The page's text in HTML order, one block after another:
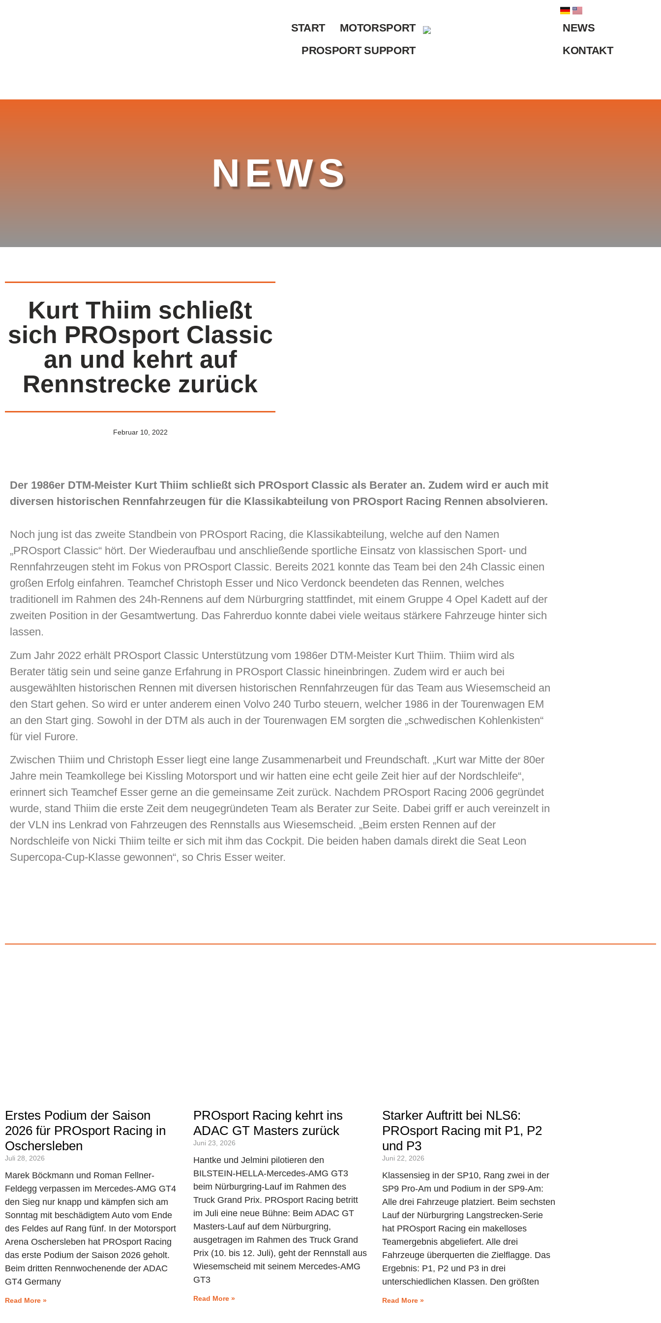
START
MOTORSPORT
PROSPORT SUPPORT
NEWS
KONTAKT
NEWS
Kurt Thiim schließt
sich PROsport Classic
an und kehrt auf
Rennstrecke zurück
Februar 10, 2022
Der 1986er DTM-Meister Kurt Thiim schließt sich PROsport Classic als Berater an. Zudem wird er auch mit
diversen historischen Rennfahrzeugen für die Klassikabteilung von PROsport Racing Rennen absolvieren.
Noch jung ist das zweite Standbein von PROsport Racing, die Klassikabteilung, welche auf den Namen
„PROsport Classic“ hört. Der Wiederaufbau und anschließende sportliche Einsatz von klassischen Sport- und
Rennfahrzeugen steht im Fokus von PROsport Classic. Bereits 2021 konnte das Team bei den 24h Classic einen
großen Erfolg einfahren. Teamchef Christoph Esser und Nico Verdonck beendeten das Rennen, welches
traditionell im Rahmen des 24h-Rennens auf dem Nürburgring stattfindet, mit einem Gruppe 4 Opel Kadett auf der
zweiten Position in der Gesamtwertung. Das Fahrerduo konnte dabei viele weitaus stärkere Fahrzeuge hinter sich
lassen.
Zum Jahr 2022 erhält PROsport Classic Unterstützung vom 1986er DTM-Meister Kurt Thiim. Thiim wird als
Berater tätig sein und seine ganze Erfahrung in PROsport Classic hineinbringen. Zudem wird er auch bei
ausgewählten historischen Rennen mit diversen historischen Rennfahrzeugen für das Team aus Wiesemscheid an
den Start gehen. So wird er unter anderem einen Volvo 240 Turbo steuern, welcher 1986 in der Tourenwagen EM
an den Start ging. Sowohl in der DTM als auch in der Tourenwagen EM sorgten die „schwedischen Kohlenkisten“
für viel Furore.
Zwischen Thiim und Christoph Esser liegt eine lange Zusammenarbeit und Freundschaft. „Kurt war Mitte der 80er
Jahre mein Teamkollege bei Kissling Motorsport und wir hatten eine echt geile Zeit hier auf der Nordschleife“,
erinnert sich Teamchef Esser gerne an die gemeinsame Zeit zurück. Nachdem PROsport Racing 2006 gegründet
wurde, stand Thiim die erste Zeit dem neugegründeten Team als Berater zur Seite. Dabei griff er auch vereinzelt in
der VLN ins Lenkrad von Fahrzeugen des Rennstalls aus Wiesemscheid. „Beim ersten Rennen auf der
Nordschleife von Nicki Thiim teilte er sich mit ihm das Cockpit. Die beiden haben damals direkt die Seat Leon
Supercopa-Cup-Klasse gewonnen“, so Chris Esser weiter.
Erstes Podium der Saison
2026 für PROsport Racing in
Oschersleben
Juli 28, 2026
Marek Böckmann und Roman Fellner-
Feldegg verpassen im Mercedes-AMG GT4
den Sieg nur knapp und kämpfen sich am
Sonntag mit beschädigtem Auto vom Ende
des Feldes auf Rang fünf. In der Motorsport
Arena Oschersleben hat PROsport Racing
das erste Podium der Saison 2026 geholt.
Beim dritten Rennwochenende der ADAC
GT4 Germany
Read More »
PROsport Racing kehrt ins
ADAC GT Masters zurück
Juni 23, 2026
Hantke und Jelmini pilotieren den
BILSTEIN-HELLA-Mercedes-AMG GT3
beim Nürburgring-Lauf im Rahmen des
Truck Grand Prix. PROsport Racing betritt
im Juli eine neue Bühne: Beim ADAC GT
Masters-Lauf auf dem Nürburgring,
ausgetragen im Rahmen des Truck Grand
Prix (10. bis 12. Juli), geht der Rennstall aus
Wiesemscheid mit seinem Mercedes-AMG
GT3
Read More »
Starker Auftritt bei NLS6:
PROsport Racing mit P1, P2
und P3
Juni 22, 2026
Klassensieg in der SP10, Rang zwei in der
SP9 Pro-Am und Podium in der SP9-Am:
Alle drei Fahrzeuge platziert. Beim sechsten
Lauf der Nürburgring Langstrecken-Serie
hat PROsport Racing ein makelloses
Teamergebnis abgeliefert. Alle drei
Fahrzeuge überquerten die Zielflagge. Das
Ergebnis: P1, P2 und P3 in drei
unterschiedlichen Klassen. Den größten
Read More »